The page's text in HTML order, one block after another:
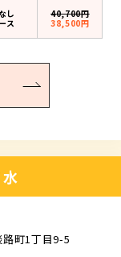
し
ス
40,700円
38,500円
町1丁目9-5